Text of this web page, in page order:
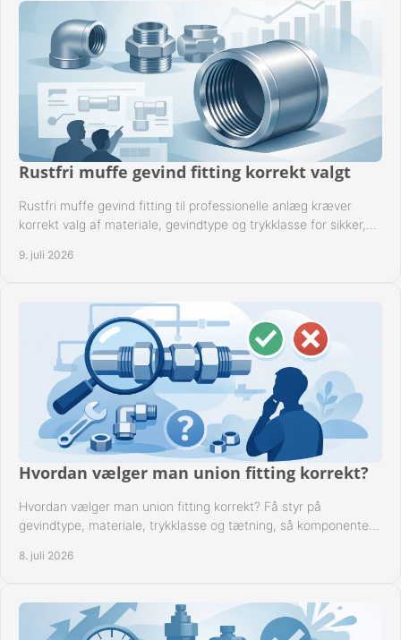
Rustfri muffe gevind fitting korrekt valgt
Rustfri muffe gevind fitting til professionelle anlæg kræver
korrekt valg af materiale, gevindtype og trykklasse for sikker,
9. juli 2026
Hvordan vælger man union fitting korrekt?
Hvordan vælger man union fitting korrekt? Få styr på
gevindtype, materiale, trykklasse og tætning, så komponenten
8. juli 2026